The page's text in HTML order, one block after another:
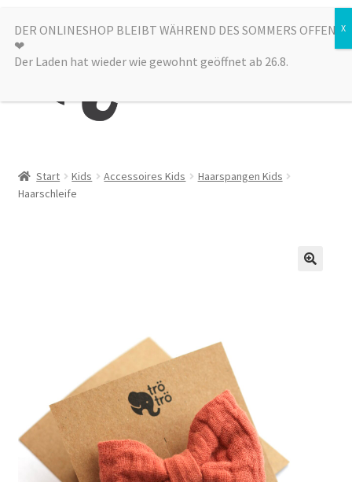
Zur
Navigation
springen
Zum
Inhalt
springen
Menü
Alle Produkte
Start Kids Accessoires Kids
Haarspangen Kids
Haarschleife
DER ONLINESHOP BLEIBT WÄHREND DES SOMMERS OFFEN
❤︎
Der Laden hat wieder wie gewohnt geöffnet ab 26.8.